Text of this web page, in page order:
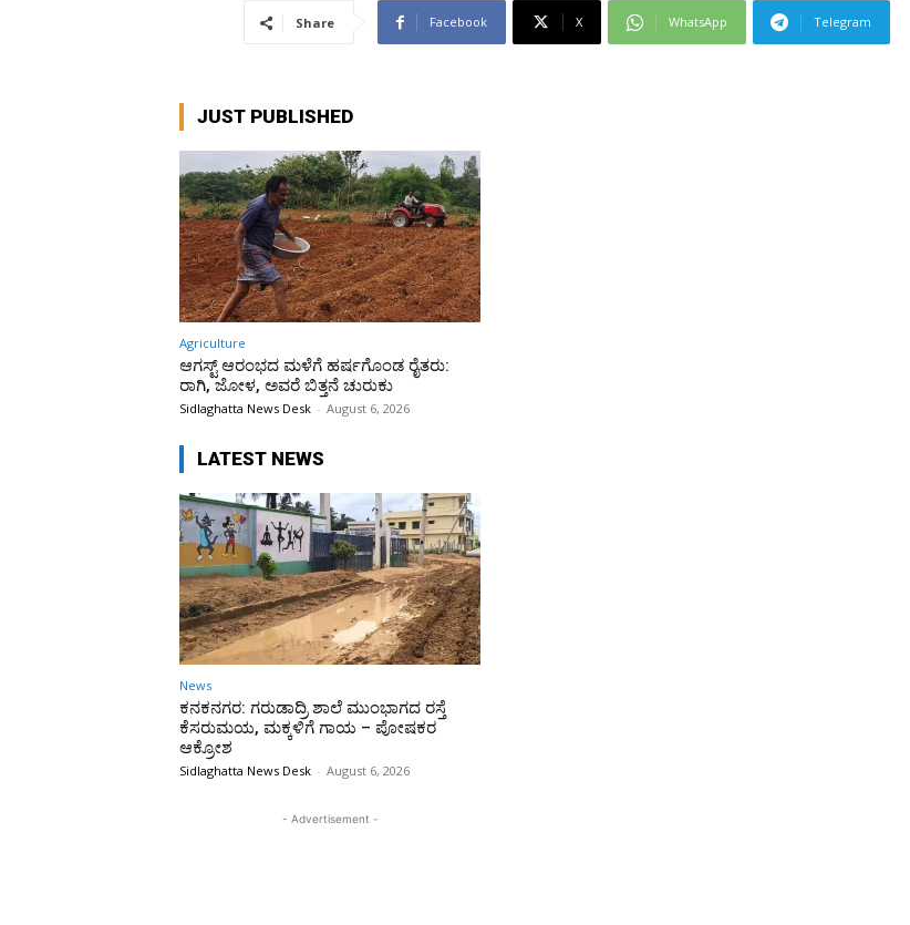
Share Facebook X WhatsApp Telegram
JUST PUBLISHED
Agriculture
ಆಗಸ್ಟ್ ಆರಂಭದ ಮಳೆಗೆ ಹರ್ಷಗೊಂಡ ರೈತರು:
ರಾಗಿ, ಜೋಳ, ಅವರೆ ಬಿತ್ತನೆ ಚುರುಕು
Sidlaghatta News Desk - August 6, 2026
LATEST NEWS
News
ಕನಕನಗರ: ಗರುಡಾದ್ರಿ ಶಾಲೆ ಮುಂಭಾಗದ ರಸ್ತೆ
ಕೆಸರುಮಯ, ಮಕ್ಕಳಿಗೆ ಗಾಯ – ಪೋಷಕರ
ಆಕ್ರೋಶ
Sidlaghatta News Desk - August 6, 2026
- Advertisement -